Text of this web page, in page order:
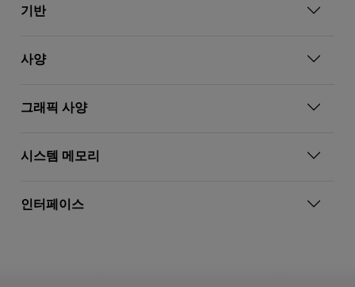
기반
사양
그래픽 사양
시스템 메모리
인터페이스